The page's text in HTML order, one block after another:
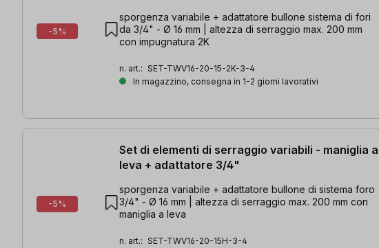
-5%
sporgenza variabile + adattatore bullone sistema di fori
da 3/4" - Ø 16 mm | altezza di serraggio max. 200 mm
con impugnatura 2K
n. art.: SET-TWV16-20-15-2K-3-4
In magazzino, consegna in 1-2 giorni lavorativi
-5%
Set di elementi di serraggio variabili - maniglia a
leva + adattatore 3/4"
sporgenza variabile + adattatore bullone di sistema foro
3/4" - Ø 16 mm | altezza di serraggio max. 200 mm con
maniglia a leva
n. art.: SET-TWV16-20-15H-3-4